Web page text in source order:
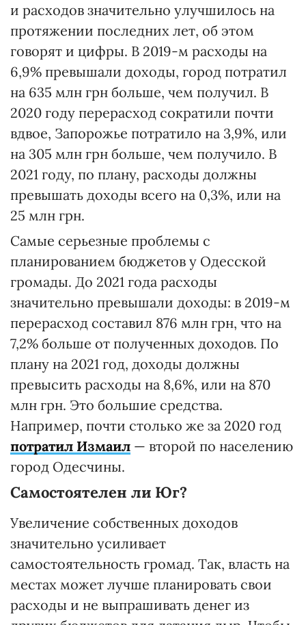
и расходов значительно улучшилось на
протяжении последних лет, об этом
говорят и цифры. В 2019-м расходы на
6,9% превышали доходы, город потратил
на 635 млн грн больше, чем получил. В
2020 году перерасход сократили почти
вдвое, Запорожье потратило на 3,9%, или
на 305 млн грн больше, чем получило. В
2021 году, по плану, расходы должны
превышать доходы всего на 0,3%, или на
25 млн грн.
Самые серьезные проблемы с
планированием бюджетов у Одесской
громады. До 2021 года расходы
значительно превышали доходы: в 2019-м
перерасход составил 876 млн грн, что на
7,2% больше от полученных доходов. По
плану на 2021 год, доходы должны
превысить расходы на 8,6%, или на 870
млн грн. Это большие средства.
Например, почти столько же за 2020 год
потратил Измаил — второй по населению
город Одесчины.
Самостоятелен ли Юг?
Увеличение собственных доходов
значительно усиливает
самостоятельность громад. Так, власть на
местах может лучше планировать свои
расходы и не выпрашивать денег из